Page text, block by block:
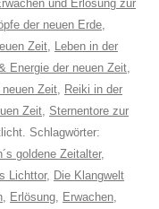
und Erlösung zur
der neuen Erde,
Zeit, Leben in der
Energie der neuen Zeit,
Zeit, Reiki in der
Zeit, Sternentore zur
Schlagwörter:
goldene Zeitalter,
Lichttor, Die Klangwelt
, Erlösung, Erwachen,